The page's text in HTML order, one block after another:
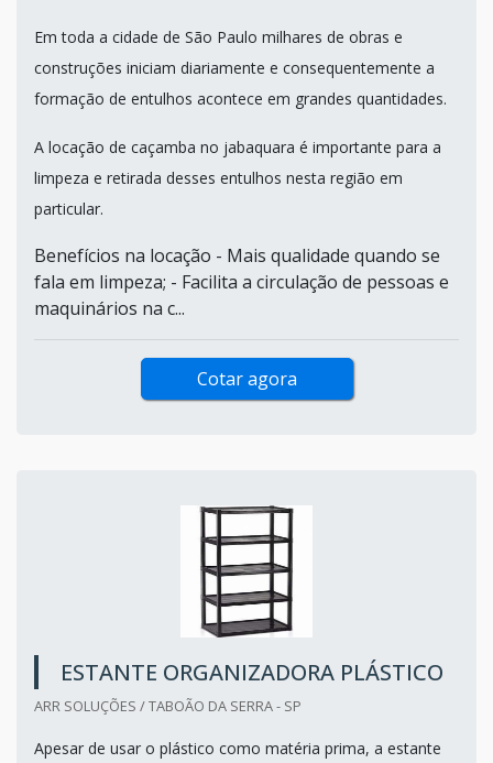
Em toda a cidade de São Paulo milhares de obras e
construções iniciam diariamente e consequentemente a
formação de entulhos acontece em grandes quantidades.
A locação de caçamba no jabaquara é importante para a
limpeza e retirada desses entulhos nesta região em
particular.
Benefícios na locação - Mais qualidade quando se
fala em limpeza; - Facilita a circulação de pessoas e
maquinários na c...
Cotar agora
ESTANTE ORGANIZADORA PLÁSTICO
ARR SOLUÇÕES / TABOÃO DA SERRA - SP
Apesar de usar o plástico como matéria prima, a estante